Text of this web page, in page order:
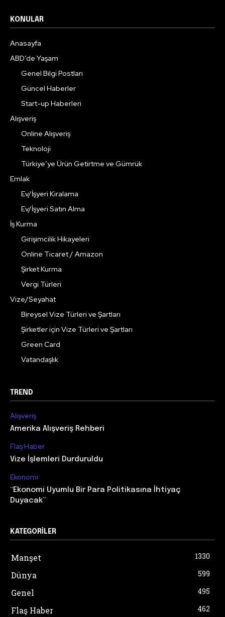
KONULAR
Anasayfa
ABD’de Yaşam
Genel Bilgi Postları
Güncel Haberler
Start-up Haberleri
Alışveriş
Online Alışveriş
Teknoloji
Türkiye’ye Ürün Getirtme ve Gümrük
Emlak
Ev/İşyeri Kiralama
Ev/İşyeri Satın Alma
İş Kurma
Girişimcilik Hikayeleri
Online Ticaret / Amazon
Şirket Kurma
Vergi Türleri
Vize/Seyahat
Bireysel Vize Türleri ve Şartları
Şirketler için Vize Türleri ve Şartları
Green Card
Vatandaşlık
TREND
Alışveriş
Amerika Alışveriş Rehberi
Flaş Haber
Vize İşlemleri Durduruldu
Ekonomi
“Ekonomi Uyumlu Bir Para Politikasına İhtiyaç
Duyacak”
KATEGORILER
Manşet 1330
Dünya 599
Genel 495
Flaş Haber 462